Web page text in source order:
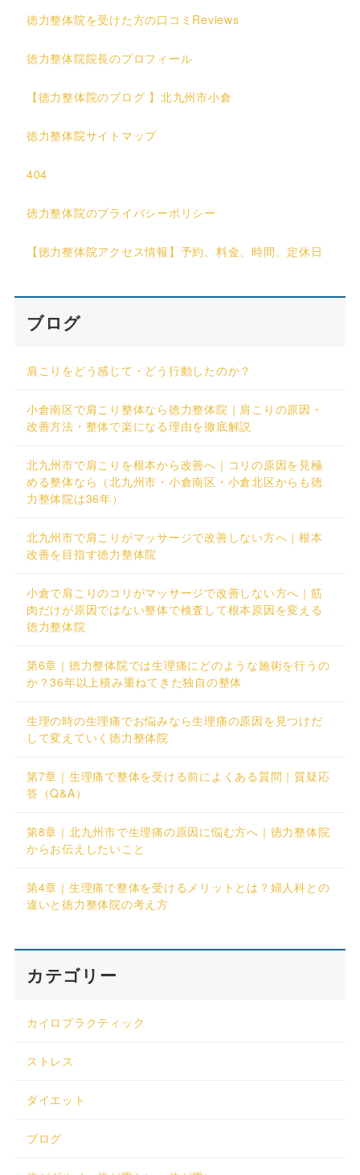
徳力整体院を受けた方の口コミReviews
徳力整体院院長のプロフィール
【徳力整体院のブログ 】北九州市小倉
徳力整体院サイトマップ
404
徳力整体院のプライバシーポリシー
【徳力整体院アクセス情報】予約、料金、時間、定休日
ブログ
肩こりをどう感じて・どう行動したのか？
小倉南区で肩こり整体なら徳力整体院｜肩こりの原因・
改善方法・整体で楽になる理由を徹底解説
北九州市で肩こりを根本から改善へ｜コリの原因を見極
める整体なら（北九州市・小倉南区・小倉北区からも徳
力整体院は36年）
北九州市で肩こりがマッサージで改善しない方へ｜根本
改善を目指す徳力整体院
小倉で肩こりのコリがマッサージで改善しない方へ｜筋
肉だけが原因ではない整体で検査して根本原因を変える
徳力整体院
第6章｜徳力整体院では生理痛にどのような施術を行うの
か？36年以上積み重ねてきた独自の整体
生理の時の生理痛でお悩みなら生理痛の原因を見つけだ
して変えていく徳力整体院
第7章｜生理痛で整体を受ける前によくある質問｜質疑応
答（Q&A）
第8章｜北九州市で生理痛の原因に悩む方へ｜徳力整体院
からお伝えしたいこと
第4章｜生理痛で整体を受けるメリットとは？婦人科との
違いと徳力整体院の考え方
カテゴリー
カイロプラクティック
ストレス
ダイエット
ブログ